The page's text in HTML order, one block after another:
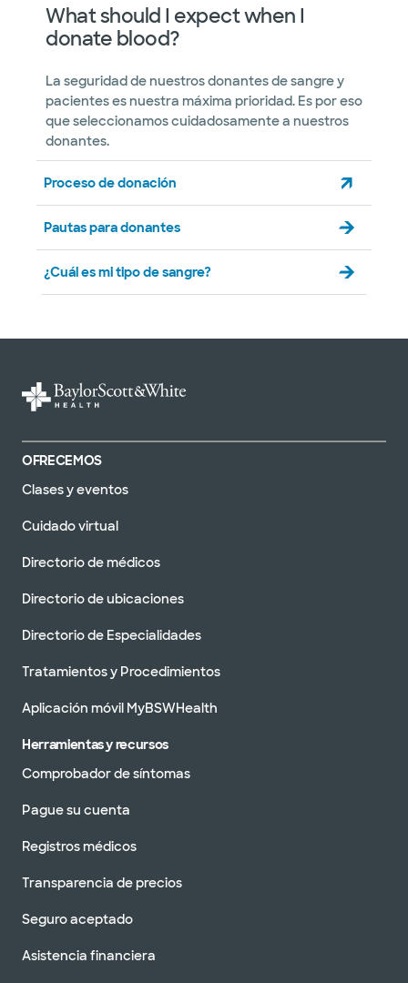
What should I expect when I
donate blood?
La seguridad de nuestros donantes de sangre y
pacientes es nuestra máxima prioridad. Es por eso
que seleccionamos cuidadosamente a nuestros
donantes.
Proceso de donación
Pautas para donantes
¿Cuál es mi tipo de sangre?
OFRECEMOS
Clases y eventos
Cuidado virtual
Directorio de médicos
Directorio de ubicaciones
Directorio de Especialidades
Tratamientos y Procedimientos
Aplicación móvil MyBSWHealth
Herramientas y recursos
Comprobador de síntomas
Pague su cuenta
Registros médicos
Transparencia de precios
Seguro aceptado
Asistencia financiera